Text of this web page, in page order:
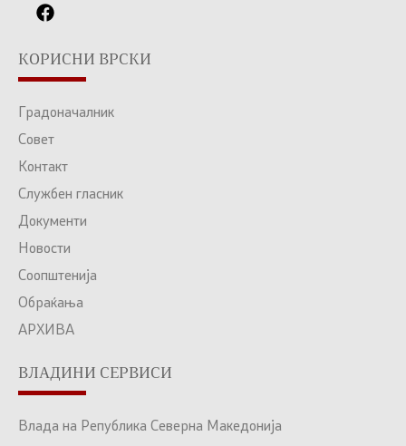
КОРИСНИ ВРСКИ
Градоначалник
Совет
Контакт
Службен гласник
Документи
Новости
Соопштенија
Обраќања
АРХИВА
ВЛАДИНИ СЕРВИСИ
Влада на Република Северна Македонија